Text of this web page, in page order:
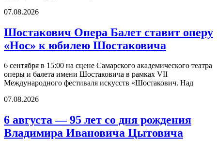
07.08.2026
Шостакович Опера Балет ставит оперу
«Нос» к юбилею Шостаковича
6 сентября в 15:00 на сцене Самарского академического театра
оперы и балета имени Шостаковича в рамках VII
Международного фестиваля искусств «Шостакович. Над
07.08.2026
6 августа — 95 лет со дня рождения
Владимира Ивановича Цытовича